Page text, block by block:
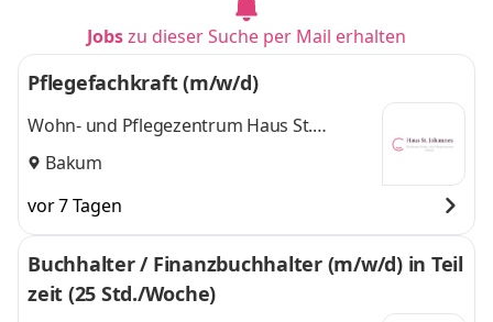
Jobszu dieser Suche per Mail erhalten
Pflegefachkraft (m/w/d)
Wohn- und Pflegezentrum Haus St.
Johannes
Bakum
vor 7 Tagen
Buchhalter / Finanzbuchhalter (m/w/d) in Teil
zeit (25 Std./Woche)